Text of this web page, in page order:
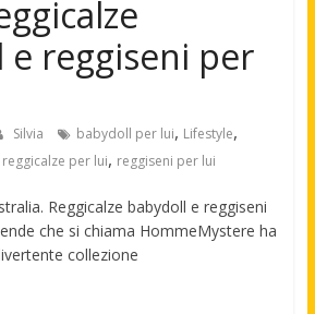
e reggiseni per
Silvia babydoll per lui, Lifestyle,
reggicalze per lui, reggiseni per lui
Reggicalze babydoll e reggiseni
che si chiama HommeMystere ha
collezione